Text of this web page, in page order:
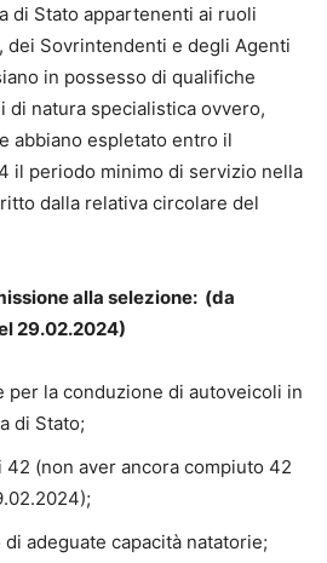
di Stato appartenenti ai ruoli
Sovrintendenti e degli Agenti
in possesso di qualifiche
di natura specialistica ovvero,
abbiano espletato entro il
il periodo minimo di servizio nella
dalla relativa circolare del
alla selezione: (da
29.02.2024)
per la conduzione di autoveicoli in
di Stato;
42 (non aver ancora compiuto 42
adeguate capacità natatorie;